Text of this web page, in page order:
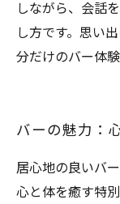
しながら、会話
し方です。思い
分だけのバー体
バーの魅力：
居心地の良いバ
心と体を癒す特